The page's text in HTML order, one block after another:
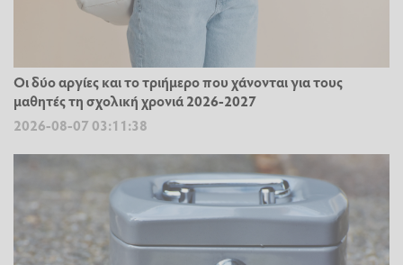
Οι δύο αργίες και το τριήμερο που χάνονται για τους
μαθητές τη σχολική χρονιά 2026-2027
2026-08-07 03:11:38